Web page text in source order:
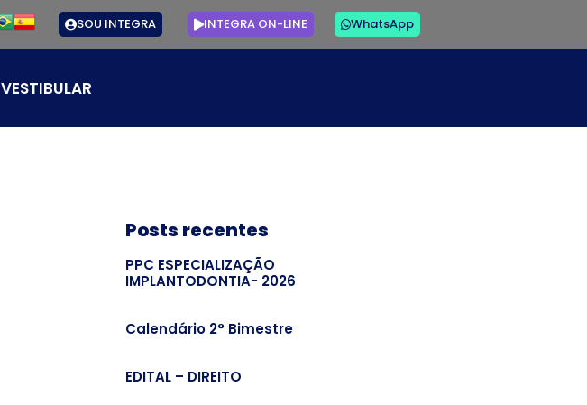
SOU INTEGRA INTEGRA ON-LINE WhatsApp
VESTIBULAR
Posts recentes
PPC ESPECIALIZAÇÃO
IMPLANTODONTIA- 2026
Calendário 2° Bimestre
EDITAL – DIREITO